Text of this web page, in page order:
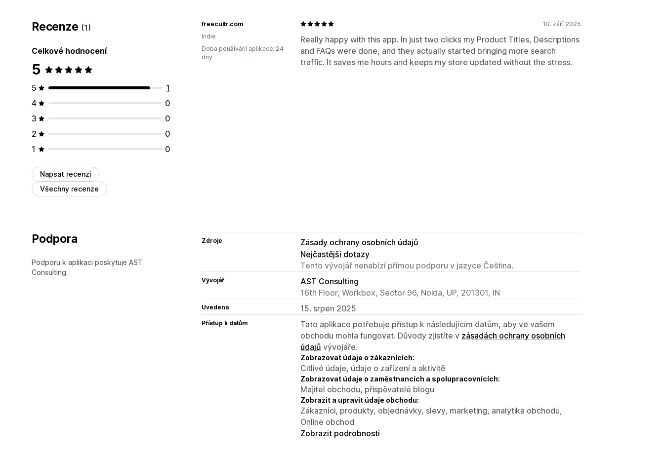
Recenze (1)
Celkové hodnocení
5
5
1
4
0
3
0
2
0
1
0
Napsat recenzi
Všechny recenze
10. září 2025
Really happy with this app. In just two clicks my Product Titles, Descriptions
and FAQs were done, and they actually started bringing more search
traffic. It saves me hours and keeps my store updated without the stress.
freecultr.com
Indie
Doba používání aplikace: 24
dny
Podpora
Podporu k aplikaci poskytuje AST
Consulting.
Zdroje
Zásady ochrany osobních údajů
Nejčastější dotazy
Tento vývojář nenabízí přímou podporu v jazyce Čeština.
Vývojář
AST Consulting
16th Floor, Workbox, Sector 96, Noida, UP, 201301, IN
Uvedena 15. srpen 2025
Přístup k datům
Tato aplikace potřebuje přístup k následujícím datům, aby ve vašem
obchodu mohla fungovat. Důvody zjistíte v zásadách ochrany osobních
údajů vývojáře.
Zobrazovat údaje o zákaznících:
Citlivé údaje, údaje o zařízení a aktivitě
Zobrazovat údaje o zaměstnancích a spolupracovnících:
Majitel obchodu, přispěvatelé blogu
Zobrazit a upravit údaje obchodu:
Zákazníci, produkty, objednávky, slevy, marketing, analytika obchodu,
Online obchod
Zobrazit podrobnosti